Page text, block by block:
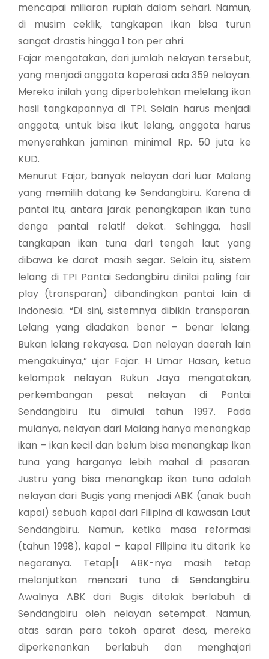
mencapai miliaran rupiah dalam sehari. Namun,
di musim ceklik, tangkapan ikan bisa turun
sangat drastis hingga 1 ton per ahri.
Fajar mengatakan, dari jumlah nelayan tersebut,
yang menjadi anggota koperasi ada 359 nelayan.
Mereka inilah yang diperbolehkan melelang ikan
hasil tangkapannya di TPI. Selain harus menjadi
anggota, untuk bisa ikut lelang, anggota harus
menyerahkan jaminan minimal Rp. 50 juta ke
KUD.
Menurut Fajar, banyak nelayan dari luar Malang
yang memilih datang ke Sendangbiru. Karena di
pantai itu, antara jarak penangkapan ikan tuna
denga pantai relatif dekat. Sehingga, hasil
tangkapan ikan tuna dari tengah laut yang
dibawa ke darat masih segar. Selain itu, sistem
lelang di TPI Pantai Sedangbiru dinilai paling fair
play (transparan) dibandingkan pantai lain di
Indonesia. “Di sini, sistemnya dibikin transparan.
Lelang yang diadakan benar – benar lelang.
Bukan lelang rekayasa. Dan nelayan daerah lain
mengakuinya,” ujar Fajar. H Umar Hasan, ketua
kelompok nelayan Rukun Jaya mengatakan,
perkembangan pesat nelayan di Pantai
Sendangbiru itu dimulai tahun 1997. Pada
mulanya, nelayan dari Malang hanya menangkap
ikan – ikan kecil dan belum bisa menangkap ikan
tuna yang harganya lebih mahal di pasaran.
Justru yang bisa menangkap ikan tuna adalah
nelayan dari Bugis yang menjadi ABK (anak buah
kapal) sebuah kapal dari Filipina di kawasan Laut
Sendangbiru. Namun, ketika masa reformasi
(tahun 1998), kapal – kapal Filipina itu ditarik ke
negaranya. Tetap[I ABK-nya masih tetap
melanjutkan mencari tuna di Sendangbiru.
Awalnya ABK dari Bugis ditolak berlabuh di
Sendangbiru oleh nelayan setempat. Namun,
atas saran para tokoh aparat desa, mereka
diperkenankan berlabuh dan menghajari